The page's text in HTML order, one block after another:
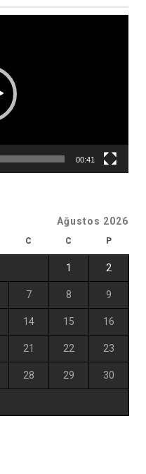
00:41
Ağustos 2026
C C P
1 2
7 8 9
14 15 16
21 22 23
28 29 30